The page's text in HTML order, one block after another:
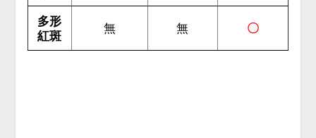
多形
紅斑
無 無 〇